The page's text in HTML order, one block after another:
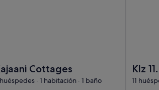
Cottages
· 1 habitación · 1 baño
Klz
11